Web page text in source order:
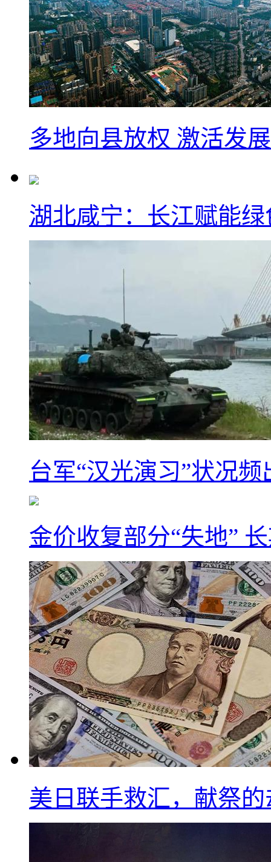
多地向县放权 激活发
湖北咸宁：长江赋能
台军“汉光演习”状况
金价收复部分“失地”
美日联手救汇，献祭